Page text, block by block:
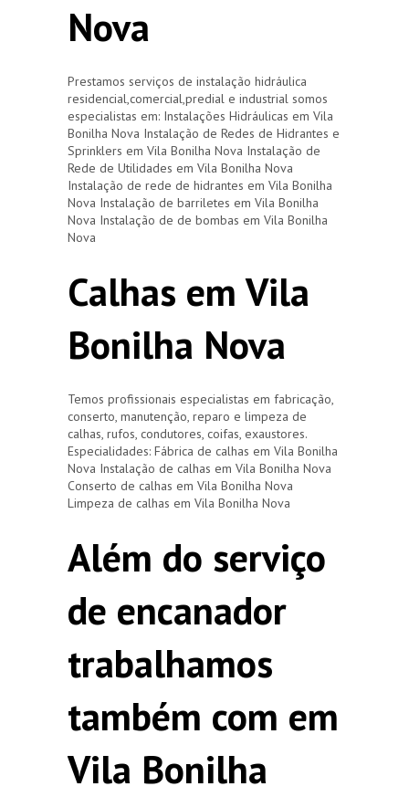
Nova
Prestamos serviços de instalação hidráulica
residencial,comercial,predial e industrial somos
especialistas em: Instalações Hidráulicas em Vila
Bonilha Nova Instalação de Redes de Hidrantes e
Sprinklers em Vila Bonilha Nova Instalação de
Rede de Utilidades em Vila Bonilha Nova
Instalação de rede de hidrantes em Vila Bonilha
Nova Instalação de barriletes em Vila Bonilha
Nova Instalação de de bombas em Vila Bonilha
Nova
Calhas em Vila
Bonilha Nova
Temos profissionais especialistas em fabricação,
conserto, manutenção, reparo e limpeza de
calhas, rufos, condutores, coifas, exaustores.
Especialidades: Fábrica de calhas em Vila Bonilha
Nova Instalação de calhas em Vila Bonilha Nova
Conserto de calhas em Vila Bonilha Nova
Limpeza de calhas em Vila Bonilha Nova
Além do serviço
de encanador
trabalhamos
também com em
Vila Bonilha